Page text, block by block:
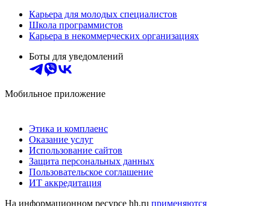
Карьера для молодых специалистов
Школа программистов
Карьера в некоммерческих организациях
Боты для уведомлений
Мобильное приложение
Этика и комплаенс
Оказание услуг
Использование сайтов
Защита персональных данных
Пользовательское соглашение
ИТ аккредитация
На информационном ресурсе hh.ru применяются